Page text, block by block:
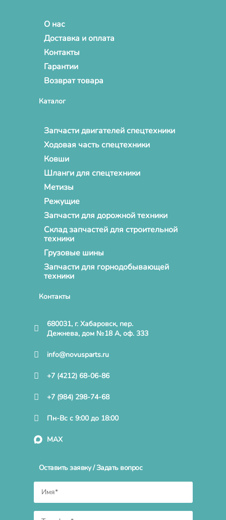
О нас
Доставка и оплата
Контакты
Гарантии
Возврат товара
Каталог
Запчасти двигателей спецтехники
Ходовая часть спецтехники
Ковши
Шланги для спецтехники
Метизы
Режущие
Запчасти для дорожной техники
Склад запчастей для строительной
техники
Грузовые шины
Запчасти для горнодобывающей
техники
Контакты
680031, г. Хабаровск, пер.
Дежнева, дом №18 А, оф. 333
info@novusparts.ru
+7 (4212) 68-06-86
+7 (984) 298-74-68
Пн-Вс с 9:00 до 18:00
MAX
Оставить заявку / Задать вопрос